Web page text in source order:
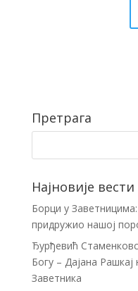
Претрага
Најновије вести
Борци у
придружио нашој
Ђурђевић
Богу – Дајана
Заветника